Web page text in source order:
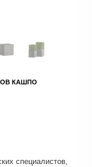
КАШПО
специалистов,